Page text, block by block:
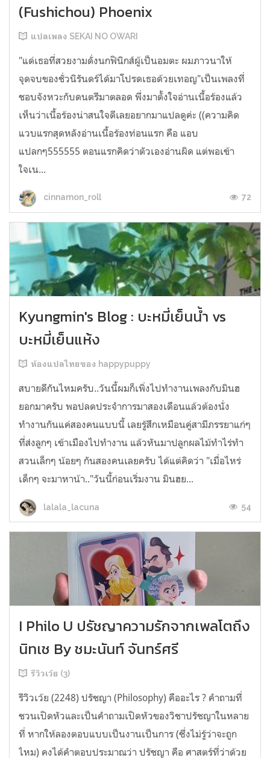
(Fushichou) Phoenix
แปลเพลง SEKAI NO OWARI
"แด่เธอที่สวยงามดั่งนกฟินิกส์ผู้เป็นอมตะ ผมภาวนาให้
จุดจบของชั่วนิรันดร์ได้มาโปรดเธอด้วยเทอญ"เป็นเพลงที่
ชอบจังหวะกับดนตรีมาตลอด พึ่งมาตั้งใจอ่านเนื้อร้องแล้ว
เห็นว่าเนื้อร้องน่าสนใจดีเลยอยากมาแปลดูค่ะ ((ความคิด
แวบแรกสุดหลังอ่านเนื้อร้องท่อนแรก คือ แอบ
แปลกๆ555555 ตอนแรกคิดว่าตัวเองอ่านผิด แต่พอเข้า
ใจเน...
cinnamon_roll 72
Kyungmin's Blog : บะหมี่เย็นน้ำ vs
บะหมี่เย็นแห้ง
ห้องแปลไทยของ happypuppy
สบายดีกันไหมครับ..วันนี้ผมก็เพิ่งไปทำงานเพลงกับมินฮ
ยอกมาครับ พอปลดประจำการมาสองเดือนแล้วต้องนั่ง
ทำงานกันแค่สองคนแบบนี้ เลยรู้สึกเหมือนคู่สามีภรรยาแก่ๆ
ที่ส่งลูกๆ เข้าเมืองไปทำงาน แล้วหันมาปลูกผลไม้ทำไร่ทำ
สวนเล็กๆ น้อยๆ กันสองคนเลยครับ ได้แต่คิดว่า "เมื่อไหร่
เด็กๆ จะมาหาน้า.."วันนี้ก่อนเริ่มงาน มินฮย...
lalala_lacuna 54
I Philo U ปรัชญาความรักจากเพลโตถึง
นิทเช By ชมะนันท์ จันทร์ศรี
รีวิวเว้ย (3)
รีวิวเว้ย (2248) ปรัชญา (Philosophy) คืออะไร ? คำถามที่
ชวนเปิดหัวและเป็นคำถามเปิดหัวของวิชาปรัชญาในหลาย
ที่ หากให้ลองตอบแบบเป็นงานเป็นการ (ซึ่งไม่รู้ว่าจะถูก
ไหม) คงได้คำตอบประมาณว่า ปรัชญา คือ ศาสตร์ที่ว่าด้วย